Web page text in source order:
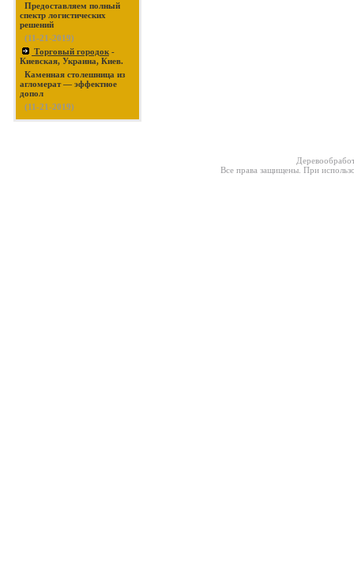
Предоставляем полный
спектр логистических
решений
(11-21-2019)
Торговый городок -
Киевская, Украина, Киев.
Каменная столешница из
агломерат — эффектное
допол
(11-21-2019)
Все права защищены. При